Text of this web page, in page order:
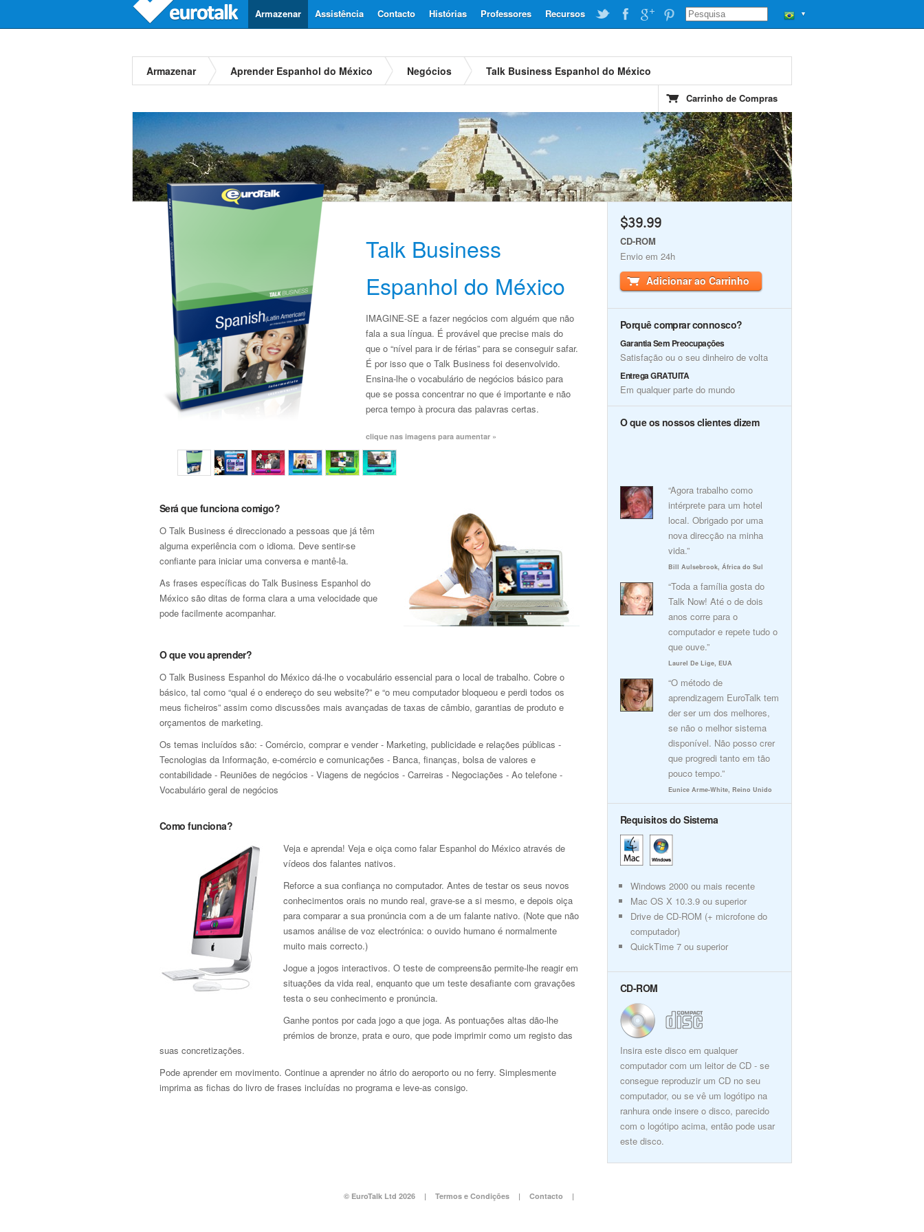
▼
Recursos
Professores
Histórias
Contacto
Assistência
Armazenar
Armazenar Aprender Espanhol do México Negócios Talk Business Espanhol do México
Carrinho de Compras
Talk Business
Espanhol do México
IMAGINE-SE a fazer negócios com alguém que não
fala a sua língua. É provável que precise mais do
que o “nível para ir de férias” para se conseguir safar.
É por isso que o Talk Business foi desenvolvido.
Ensina-lhe o vocabulário de negócios básico para
que se possa concentrar no que é importante e não
perca tempo à procura das palavras certas.
clique nas imagens para aumentar »
Será que funciona comigo?
O Talk Business é direccionado a pessoas que já têm
alguma experiência com o idioma. Deve sentir-se
confiante para iniciar uma conversa e mantê-la.
As frases específicas do Talk Business Espanhol do
México são ditas de forma clara a uma velocidade que
pode facilmente acompanhar.
O que vou aprender?
O Talk Business Espanhol do México dá-lhe o vocabulário essencial para o local de trabalho. Cobre o
básico, tal como “qual é o endereço do seu website?” e “o meu computador bloqueou e perdi todos os
meus ficheiros” assim como discussões mais avançadas de taxas de câmbio, garantias de produto e
orçamentos de marketing.
Os temas incluídos são: - Comércio, comprar e vender - Marketing, publicidade e relações públicas -
Tecnologias da Informação, e-comércio e comunicações - Banca, finanças, bolsa de valores e
contabilidade - Reuniões de negócios - Viagens de negócios - Carreiras - Negociações - Ao telefone -
Vocabulário geral de negócios
Como funciona?
Veja e aprenda! Veja e oiça como falar Espanhol do México através de
vídeos dos falantes nativos.
Reforce a sua confiança no computador. Antes de testar os seus novos
conhecimentos orais no mundo real, grave-se a si mesmo, e depois oiça
para comparar a sua pronúncia com a de um falante nativo. (Note que não
usamos análise de voz electrónica: o ouvido humano é normalmente
muito mais correcto.)
Jogue a jogos interactivos. O teste de compreensão permite-lhe reagir em
situações da vida real, enquanto que um teste desafiante com gravações
testa o seu conhecimento e pronúncia.
Ganhe pontos por cada jogo a que joga. As pontuações altas dão-lhe
prémios de bronze, prata e ouro, que pode imprimir como um registo das
suas concretizações.
Pode aprender em movimento. Continue a aprender no átrio do aeroporto ou no ferry. Simplesmente
imprima as fichas do livro de frases incluídas no programa e leve-as consigo.
$39.99
CD-ROM
Envio em 24h
Adicionar ao Carrinho
Porquê comprar connosco?
Garantia Sem Preocupações
Satisfação ou o seu dinheiro de volta
Entrega GRATUITA
Em qualquer parte do mundo
O que os nossos clientes dizem
“Agora trabalho como
intérprete para um hotel
local. Obrigado por uma
nova direcção na minha
vida.”
Bill Aulsebrook, África do Sul
“Toda a família gosta do
Talk Now! Até o de dois
anos corre para o
computador e repete tudo o
que ouve.”
Laurel De Lige, EUA
“O método de
aprendizagem EuroTalk tem
der ser um dos melhores,
se não o melhor sistema
disponível. Não posso crer
que progredi tanto em tão
pouco tempo.”
Eunice Arme-White, Reino Unido
Requisitos do Sistema
Windows 2000 ou mais recente
Mac OS X 10.3.9 ou superior
Drive de CD-ROM (+ microfone do
computador)
QuickTime 7 ou superior
CD-ROM
Insira este disco em qualquer
computador com um leitor de CD - se
consegue reproduzir um CD no seu
computador, ou se vê um logótipo na
ranhura onde insere o disco, parecido
com o logótipo acima, então pode usar
este disco.
© EuroTalk Ltd 2026 | Termos e Condições | Contacto |